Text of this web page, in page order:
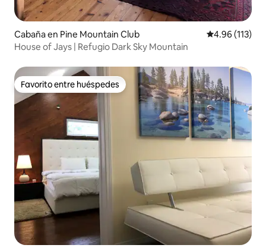
Cabaña en Pine Mountain Club Calificación
4.96 (113)
House of Jays | Refugio Dark Sky Mountain
Favorito entre huéspedes
Favorito entre huéspedes